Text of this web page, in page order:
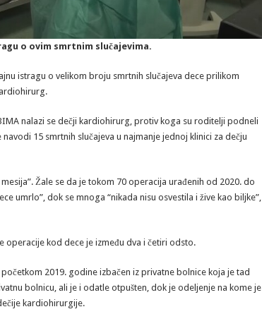
o ovim smrtnim slučajevima.
istragu o velikom broju smrtnih slučajeva dece prilikom
nalazi se dečji kardiohirurg, protiv koga su roditelji podneli
15 smrtnih slučajeva u najmanje jednoj klinici za dečju
Žale se da je tokom 70 operacija urađenih od 2020. do
umrlo”, dok se mnoga “nikada nisu osvestila i žive kao biljke”,
operacije kod dece je između dva i četiri odsto.
2019. godine izbačen iz privatne bolnice koja je tad
bolnicu, ali je i odatle otpušten, dok je odeljenje na kome je
kardiohirurgije.